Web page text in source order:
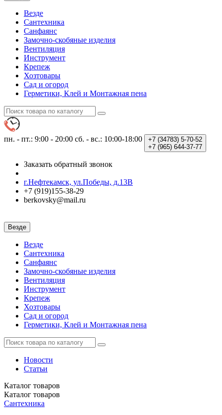
Везде
Сантехника
Санфаянс
Замочно-скобяные изделия
Вентиляция
Инструмент
Крепеж
Хозтовары
Сад и огород
Герметики, Клей и Монтажная пена
пн. - пт.: 9:00 - 20:00 сб. - вс.: 10:00-18:00 +7 (34783) 5-70-52
+7 (965) 644-37-77
Заказать обратный звонок
г.Нефтекамск, ул.Победы, д.13В
+7 (919)155-38-29
berkovsky@mail.ru
Везде
Везде
Сантехника
Санфаянс
Замочно-скобяные изделия
Вентиляция
Инструмент
Крепеж
Хозтовары
Сад и огород
Герметики, Клей и Монтажная пена
Новости
Статьи
Каталог товаров
Каталог товаров
Сантехника